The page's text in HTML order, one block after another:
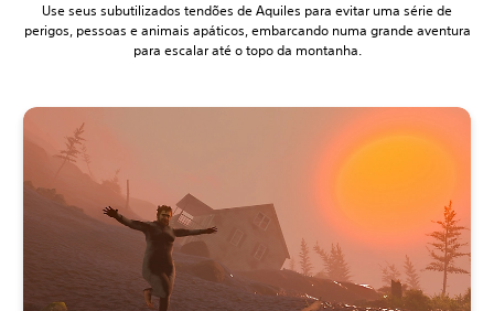
Use seus subutilizados tendões de Aquiles para evitar uma série de
perigos, pessoas e animais apáticos, embarcando numa grande aventura
para escalar até o topo da montanha.